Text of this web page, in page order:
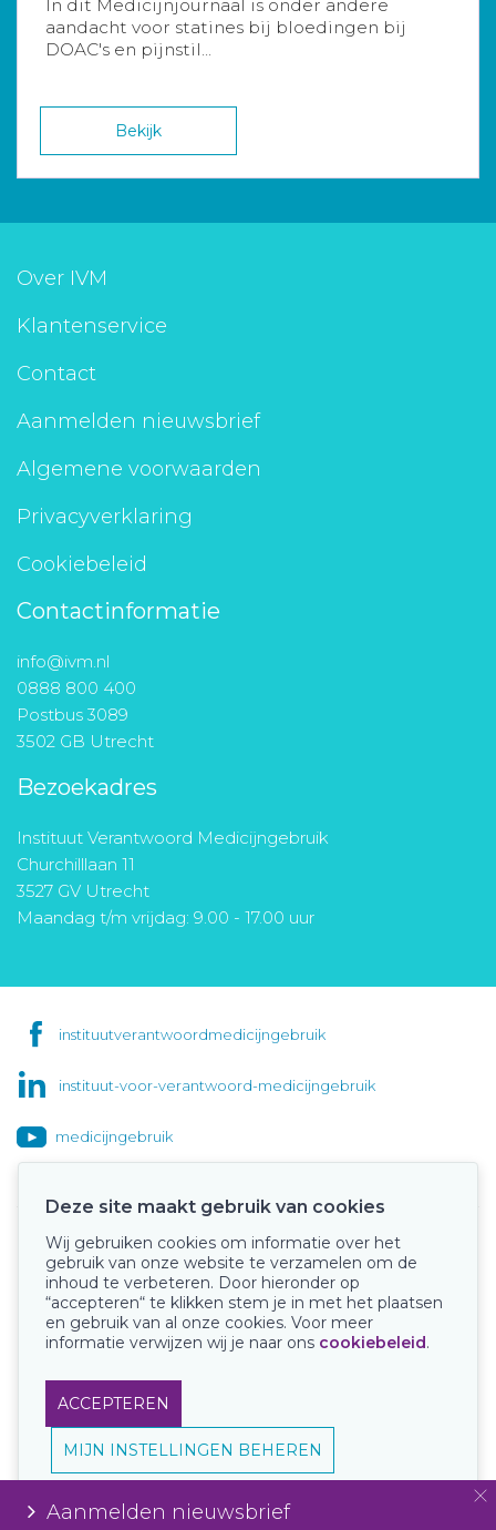
In dit Medicijnjournaal is onder andere
aandacht voor statines bij bloedingen bij
DOAC's en pijnstil...
Bekijk
Over IVM
Klantenservice
Contact
Aanmelden nieuwsbrief
Algemene voorwaarden
Privacyverklaring
Cookiebeleid
Contactinformatie
info@ivm.nl
0888 800 400
Postbus 3089
3502 GB Utrecht
Bezoekadres
Instituut Verantwoord Medicijngebruik
Churchilllaan 11
3527 GV Utrecht
Maandag t/m vrijdag: 9.00 - 17.00 uur
instituutverantwoordmedicijngebruik
instituut-voor-verantwoord-medicijngebruik
medicijngebruik
Onze keurmerken
Aanmelden nieuwsbrief
Deze site maakt gebruik van cookies
Wij gebruiken cookies om informatie over het
gebruik van onze website te verzamelen om de
inhoud te verbeteren. Door hieronder op
“accepteren“ te klikken stem je in met het plaatsen
en gebruik van al onze cookies. Voor meer
informatie verwijzen wij je naar ons cookiebeleid.
ACCEPTEREN
MIJN INSTELLINGEN BEHEREN